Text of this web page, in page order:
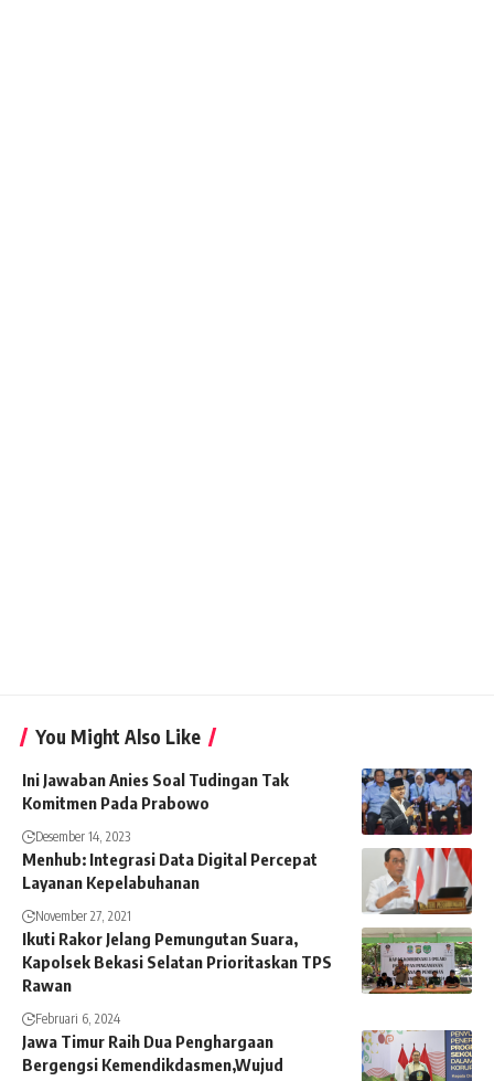
You Might Also Like
Ini Jawaban Anies Soal Tudingan Tak
Komitmen Pada Prabowo
Desember 14, 2023
Menhub: Integrasi Data Digital Percepat
Layanan Kepelabuhanan
November 27, 2021
Ikuti Rakor Jelang Pemungutan Suara,
Kapolsek Bekasi Selatan Prioritaskan TPS
Rawan
Februari 6, 2024
Jawa Timur Raih Dua Penghargaan
Bergengsi Kemendikdasmen,Wujud